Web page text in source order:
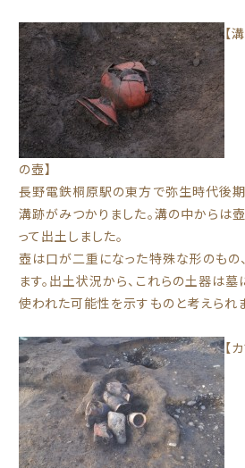
【
の壺】
長野電鉄桐原駅の東方で弥生時代後
溝跡がみつかりました。溝の中からは
って出土しました。
壺は口が二重になった特殊な形のもの
ます。出土状況から、これらの土器は墓
使われた可能性を示すものと考えられま
【